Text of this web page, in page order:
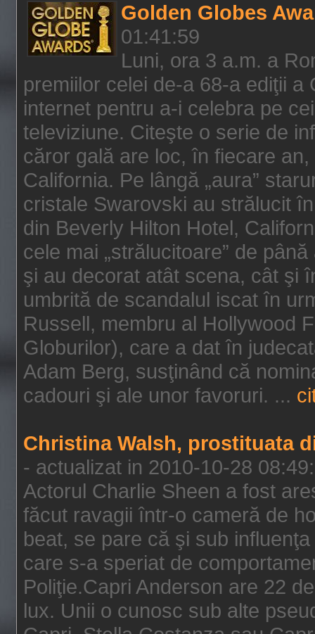
Golden Globes
01:41:59
Luni, ora 3 a.m. a
premiilor celei de-a 68-a ediţii
internet pentru a-i celebra pe
televiziune. Citeşte o serie de
căror gală are loc, în fiecare
California. Pe lângă „aura”
cristale Swarovski au strălucit
din Beverly Hilton Hotel,
cele mai „strălucitoare” de
şi au decorat atât scena, cât şi
umbrită de scandalul iscat în
Russell, membru al Hollywood
Globurilor), care a dat în
Adam Berg, susţinând că
cadouri şi ale unor favoruri. ...
Christina Walsh, prostituata
- actualizat in 2010-10-28
Actorul Charlie Sheen a fost
făcut ravagii într-o cameră de
beat, se pare că şi sub
care s-a speriat de
Poliţie.Capri Anderson are 22
lux. Unii o cunosc sub alte